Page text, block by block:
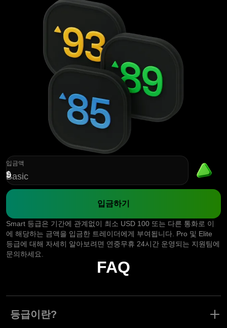
입금액
$
Basic
입금하기
Smart 등급은 기간에 관계없이 최소 USD 100 또는 다른 통화로 이
에 해당하는 금액을 입금한 트레이더에게 부여됩니다. Pro 및 Elite
등급에 대해 자세히 알아보려면 연중무휴 24시간 운영되는 지원팀에
문의하세요.
FAQ
등급이란?